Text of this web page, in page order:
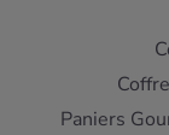
Paniers